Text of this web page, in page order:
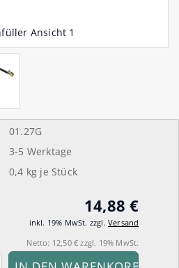
01.27G
3-5 Werktage
0,4 kg je Stück
14,88 €
inkl. 19% MwSt. zzgl. Versand
Netto: 12,50 € zzgl. 19% MwSt.